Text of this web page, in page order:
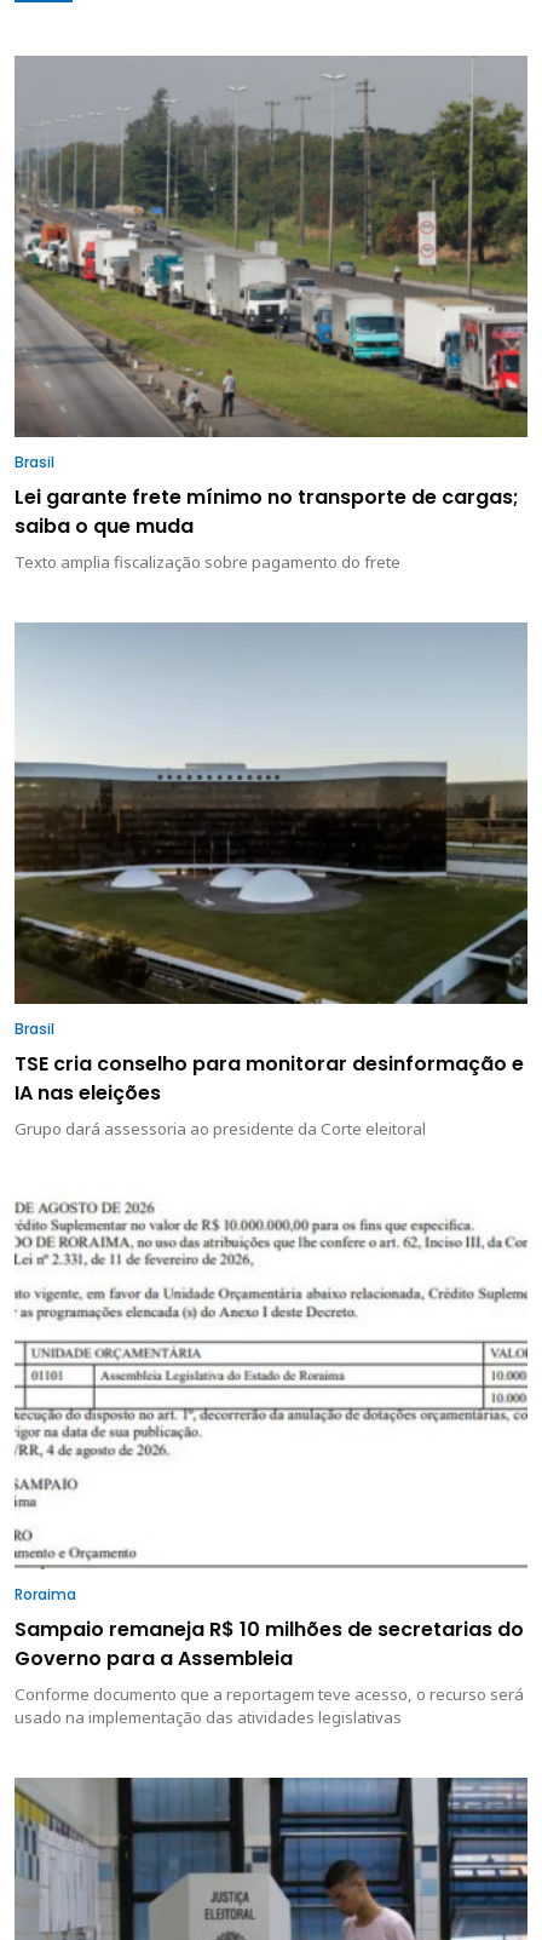
Brasil
Lei garante frete mínimo no transporte de cargas;
saiba o que muda
Texto amplia fiscalização sobre pagamento do frete
Brasil
TSE cria conselho para monitorar desinformação e
IA nas eleições
Grupo dará assessoria ao presidente da Corte eleitoral
Roraima
Sampaio remaneja R$ 10 milhões de secretarias do
Governo para a Assembleia
Conforme documento que a reportagem teve acesso, o recurso será
usado na implementação das atividades legislativas